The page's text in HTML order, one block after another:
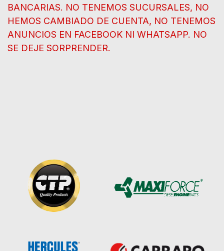
BANCARIAS. NO TENEMOS SUCURSALES, NO
HEMOS CAMBIADO DE CUENTA, NO TENEMOS
ANUNCIOS EN FACEBOOK NI WHATSAPP. NO
SE DEJE SORPRENDER.